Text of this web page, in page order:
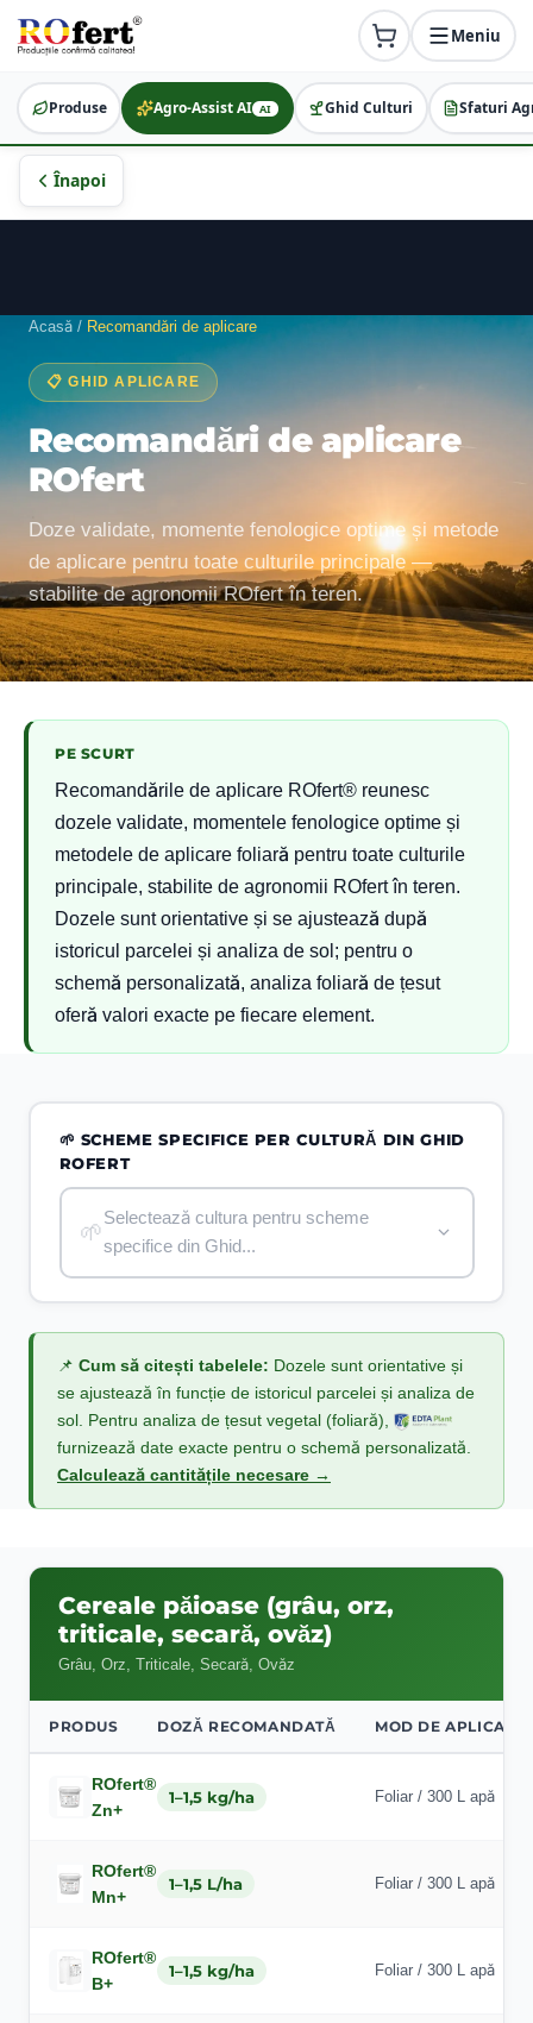
Meniu
Produse Agro-Assist AI AI Ghid Culturi Sfaturi
Înapoi
Acasă / Recomandări de aplicare
📋 GHID APLICARE
Recomandări de aplicare
ROfert
Doze validate, momente fenologice optime și metode
de aplicare pentru toate culturile principale —
stabilite de agronomii ROfert în teren.
PE SCURT
Recomandările de aplicare ROfert® reunesc
dozele validate, momentele fenologice optime și
metodele de aplicare foliară pentru toate culturile
principale, stabilite de agronomii ROfert în teren.
Dozele sunt orientative și se ajustează după
istoricul parcelei și analiza de sol; pentru o
schemă personalizată, analiza foliară de țesut
oferă valori exacte pe fiecare element.
🌱 SCHEME SPECIFICE PER CULTURĂ DIN GHID
ROFERT
🌱
Selectează cultura pentru scheme
specifice din Ghid...
📌 Cum să citești tabelele: Dozele sunt orientative și
se ajustează în funcție de istoricul parcelei și analiza de
sol. Pentru analiza de țesut vegetal (foliară),
furnizează date exacte pentru o schemă personalizată.
Calculează cantitățile necesare →
Cereale păioase (grâu, orz,
triticale, secară, ovăz)
Grâu, Orz, Triticale, Secară, Ovăz
PRODUS DOZĂ RECOMANDATĂ MOD DE APLICARE
ROfert®
Zn+
1–1,5 kg/ha Foliar / 300 L apă
ROfert®
Mn+
1–1,5 L/ha Foliar / 300 L apă
ROfert®
B+
1–1,5 kg/ha Foliar / 300 L apă